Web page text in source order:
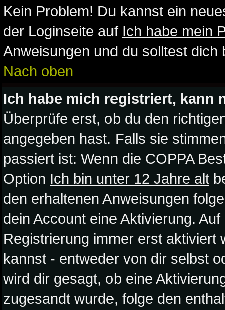
Kein Problem! Du kannst ein
der Loginseite auf Ich habe mein
Anweisungen und du solltest
Nach oben
Ich habe mich registriert, kann
Überprüfe erst, ob du den
angegeben hast. Falls sie
passiert ist: Wenn die COPPA
Option Ich bin unter 12 Jahre alt
den erhaltenen Anweisungen
dein Account eine Aktivierung.
Registrierung immer erst aktiviert
kannst - entweder von dir selbst
wird dir gesagt, ob eine
zugesandt wurde, folge den